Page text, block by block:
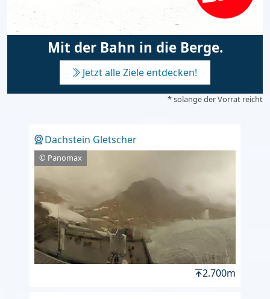
Mit der Bahn in die Berge.
Jetzt alle Ziele entdecken!
* solange der Vorrat reicht
Dachstein Gletscher
© Panomax
2.700m